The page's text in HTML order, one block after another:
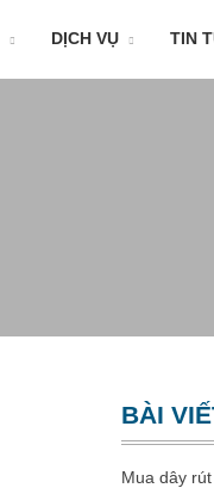
DỊCH VỤ TIN
BÀI
Mua dây